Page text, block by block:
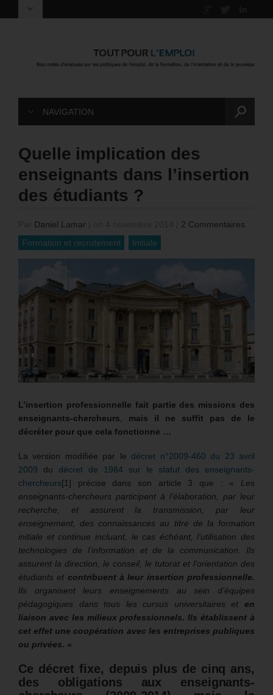
NAVIGATION
Quelle implication des
enseignants dans l’insertion
des étudiants ?
Daniel Lamar
2 Commentaires
Formation et recrutement
Initiale
L’insertion professionnelle fait partie des missions des
enseignants-chercheurs
mais il ne suffit pas de le
décréter pour que cela fonctionne …
La version modifiée par le décret n°2009-460 du 23 avril
2009 du décret de 1984 sur le statut des enseignants-
chercheurs[1] précise dans son article 3 que : « Les
enseignants-chercheurs participent à l’élaboration, par leur
recherche, et assurent la transmission, par leur
enseignement, des connaissances au titre de la formation
initiale et continue incluant, le cas échéant, l’utilisation des
technologies de l’information et de la communication. Ils
assurent la direction, le conseil, le tutorat et l’orientation des
étudiants et contribuent à leur insertion professionnelle.
Ils organisent leurs enseignements au sein d’équipes
pédagogiques dans tous les cursus universitaires et en
liaison avec les milieux professionnels. Ils établissent à
cet effet une coopération avec les entreprises publiques
ou privées. »
Ce décret fixe, depuis plus de cinq ans,
des obligations aux enseignants-